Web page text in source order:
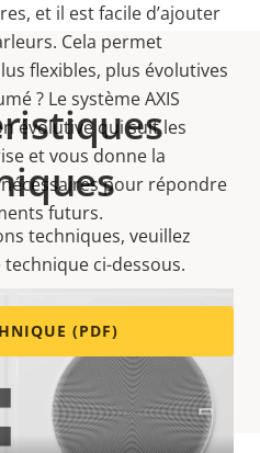
et il est facile d’ajouter
Cela permet
flexibles, plus évolutives
? Le système AXIS
évolutive qui suit les
et vous donne la
pour répondre
futurs.
techniques, veuillez
ci-dessous.
(PDF)